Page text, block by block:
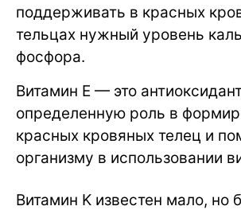
поддерживать в красных
тельцах нужный уровень
фосфора.
Витамин E — это
определенную роль в
красных кровяных телец и
организму в использовании
Витамин K известен мало, но